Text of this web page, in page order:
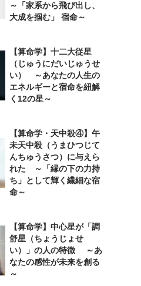
～「家系から飛び出し、
大成を掴む」 宿命～
【算命学】十二大従星
（じゅうにだいじゅうせ
い） ～あなたの人生の
エネルギーと宿命を紐解
く12の星～
【算命学・天中殺④】午
未天中殺（うまひつじて
んちゅうさつ）に与えら
れた ～「縁の下の力持
ち」として輝く繊細な宿
命～
【算命学】中心星が「調
舒星（ちょうじょせ
い）」の人の特徴 ～あ
なたの感性が未来を創る
～